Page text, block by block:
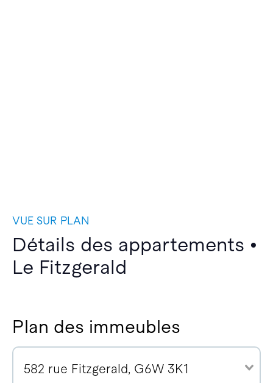
VUE SUR PLAN
Détails des appartements •
Le Fitzgerald
Plan des immeubles
582 rue Fitzgerald, G6W 3K1